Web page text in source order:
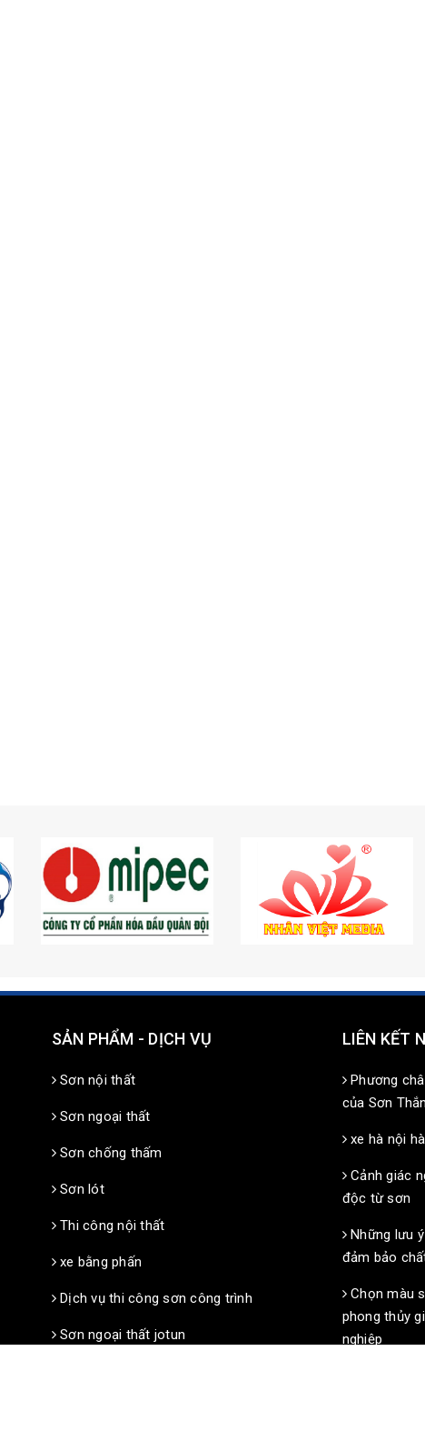
SẢN PHẨM - DỊCH VỤ
Sơn nội thất
Sơn ngoại thất
Sơn chống thấm
Sơn lót
Thi công nội thất
xe bằng phấn
Dịch vụ thi công sơn công trình
Sơn ngoại thất jotun
LIÊN KẾT
Phương
của Sơn
xe hà nội
Cảnh giác
độc từ sơn
Những lưu
đảm bảo
Chọn màu
phong thủy
nghiệp